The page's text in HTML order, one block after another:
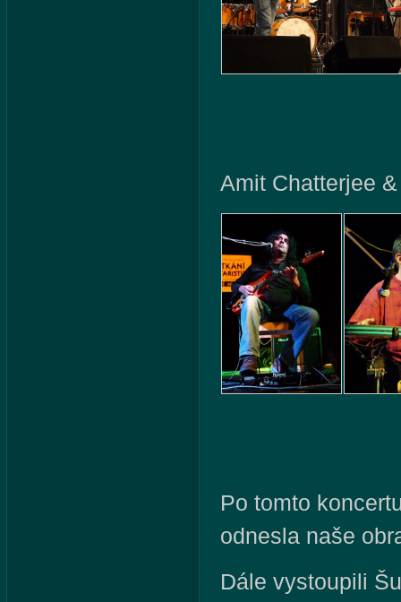
Amit Chatterjee
Po tomto
odnesla naše
Dále vystoupili